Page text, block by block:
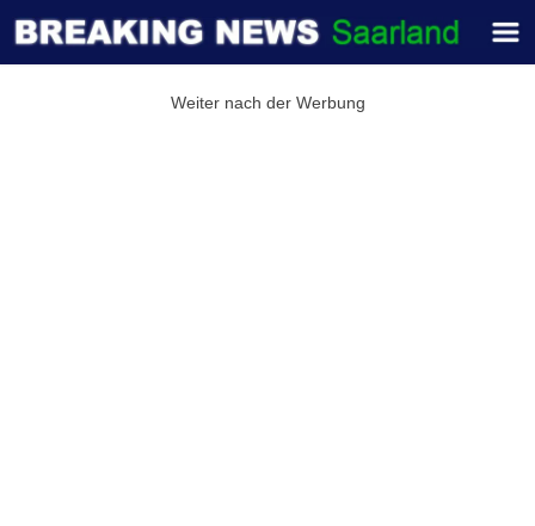
Weiter nach der Werbung